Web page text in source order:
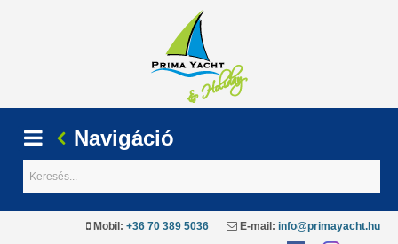
Mobil: +36 70 389 5036 E-mail: info@primayacht.hu
Navigáció
Keresés...